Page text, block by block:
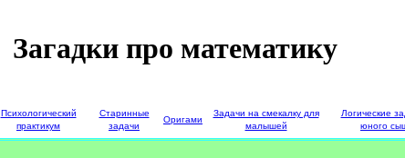
Загадки про математику
Психологический
практикум
Старинные
задачи
Оригами
Задачи на смекалку для
малышей
Логические
юного